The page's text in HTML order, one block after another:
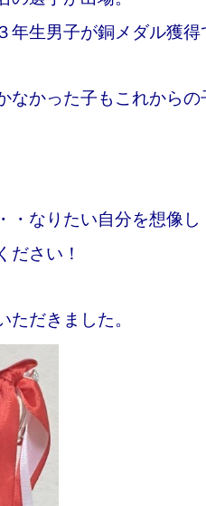
生男子が銅メダル獲得
かった子もこれからの
・なりたい自分を想像し
ださい！
だきました。